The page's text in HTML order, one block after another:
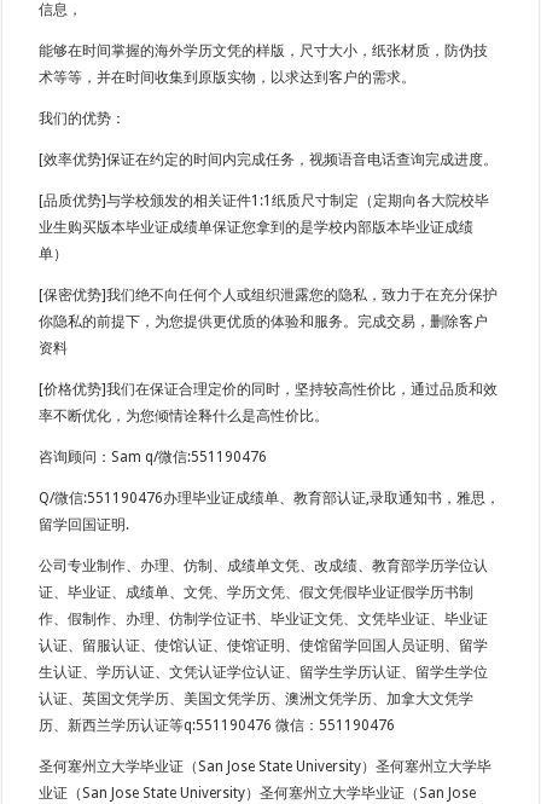
信息，
能够在时间掌握的海外学历文凭的样版，尺寸大小，纸张材质，防伪技
术等等，并在时间收集到原版实物，以求达到客户的需求。
我们的优势：
[效率优势]保证在约定的时间内完成任务，视频语音电话查询完成进度。
[品质优势]与学校颁发的相关证件1:1纸质尺寸制定（定期向各大院校毕
业生购买版本毕业证成绩单保证您拿到的是学校内部版本毕业证成绩
单）
[保密优势]我们绝不向任何个人或组织泄露您的隐私，致力于在充分保护
你隐私的前提下，为您提供更优质的体验和服务。完成交易，删除客户
资料
[价格优势]我们在保证合理定价的同时，坚持较高性价比，通过品质和效
率不断优化，为您倾情诠释什么是高性价比。
咨询顾问：Sam q/微信:551190476
Q/微信:551190476办理毕业证成绩单、教育部认证,录取通知书，雅思，
留学回国证明.
公司专业制作、办理、仿制、成绩单文凭、改成绩、教育部学历学位认
证、毕业证、成绩单、文凭、学历文凭、假文凭假毕业证假学历书制
作、假制作、办理、仿制学位证书、毕业证文凭、文凭毕业证、毕业证
认证、留服认证、使馆认证、使馆证明、使馆留学回国人员证明、留学
生认证、学历认证、文凭认证学位认证、留学生学历认证、留学生学位
认证、英国文凭学历、美国文凭学历、澳洲文凭学历、加拿大文凭学
历、新西兰学历认证等q:551190476 微信：551190476
圣何塞州立大学毕业证（San Jose State University）圣何塞州立大学毕
业证（San Jose State University）圣何塞州立大学毕业证（San Jose